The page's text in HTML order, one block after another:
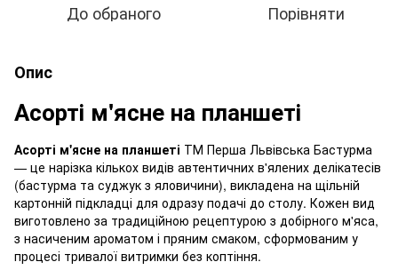
До обраного Порівняти
Опис
Асорті м'ясне на планшеті
Асорті м'ясне на планшеті ТМ Перша Львівська Бастурма
— це нарізка кількох видів автентичних в'ялених делікатесів
(бастурма та суджук з яловичини), викладена на щільній
картонній підкладці для одразу подачі до столу. Кожен вид
виготовлено за традиційною рецептурою з добірного м'яса,
з насиченим ароматом і пряним смаком, сформованим у
процесі тривалої витримки без коптіння.